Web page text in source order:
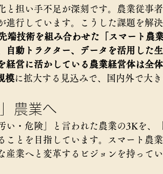
と担い手不足が深刻です。農業従事
進行しています。こうした課題を解
端技術を組み合わせた「スマート農
自動トラクター、データを活用した
経営に活かしている農業経営体は全
模に拡大する見込みで、国内外で大
農業へ
い・危険」と言われた農業の3Kを、
ことを目指しています。スマート農
産業へと変革するビジョンを持ってい